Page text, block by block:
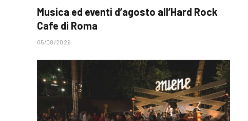
Musica ed eventi d’agosto all’Hard Rock
Cafe di Roma
05/08/2026